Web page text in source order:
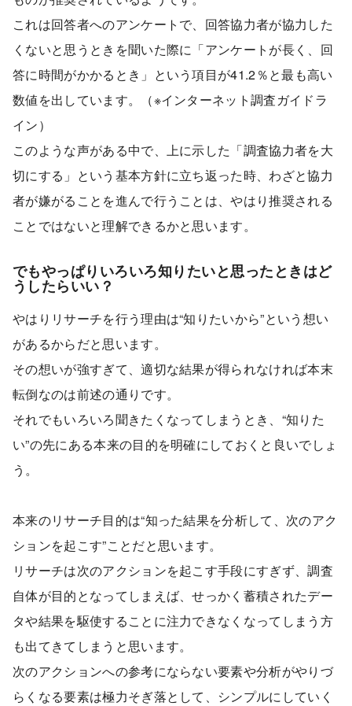
これは回答者へのアンケートで、回答協力者が協力した
くないと思うときを聞いた際に「アンケートが長く、回
答に時間がかかるとき」という項目が41.2％と最も高い
数値を出しています。（※インターネット調査ガイドラ
イン）
このような声がある中で、上に示した「調査協力者を大
切にする」という基本方針に立ち返った時、わざと協力
者が嫌がることを進んで行うことは、やはり推奨される
ことではないと理解できるかと思います。
でもやっぱりいろいろ知りたいと思ったときはど
うしたらいい？
やはりリサーチを行う理由は“知りたいから”という想い
があるからだと思います。
その想いが強すぎて、適切な結果が得られなければ本末
転倒なのは前述の通りです。
それでもいろいろ聞きたくなってしまうとき、“知りた
い”の先にある本来の目的を明確にしておくと良いでしょ
う。
本来のリサーチ目的は“知った結果を分析して、次のアク
ションを起こす”ことだと思います。
リサーチは次のアクションを起こす手段にすぎず、調査
自体が目的となってしまえば、せっかく蓄積されたデー
タや結果を駆使することに注力できなくなってしまう方
も出てきてしまうと思います。
次のアクションへの参考にならない要素や分析がやりづ
らくなる要素は極力そぎ落として、シンプルにしていく